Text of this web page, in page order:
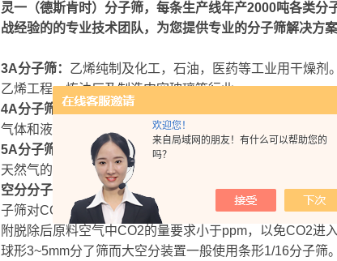
欢迎您！
来自局域网的朋友！有什么可以帮助您的
吗？
灵一（德斯肯时）分子筛，每条生产线年产2000吨各类
战经验的的专业技术团队，为您提供专业的分子筛解决方
3A分子筛： 乙烯纯制及化工，石油，医药等工业用干燥剂
乙烯工程，炼油厂及制造中空玻璃等行业。
4A分子筛：各种化工气体和液体，制冷机，药品，电子材
气体和液体的一般干燥，冰箱空调冷剂的干燥，药品原料
5A分子筛：
化工，石油，天然气及其他工业用气体的干
天然气的干燥及脱蜡等装置。
空分分子筛13XAPG、XAPG-II 球形：主要用于脱除空分
子筛对CO2的吸附容量要求很高，原料空气中的水可由活
附脱除后原料空气中CO2的量要求小于ppm，以免CO2进
球形3~5mm分了筛而大空分装置一般使用条形1/16分子筛。